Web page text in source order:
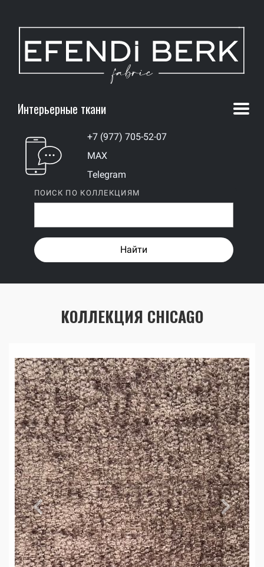
Интерьерные ткани
+7 (977) 705-52-07
MAX
Telegram
ПОИСК ПО КОЛЛЕКЦИЯМ
Найти
КОЛЛЕКЦИЯ CHICAGO